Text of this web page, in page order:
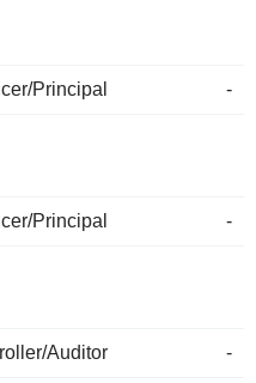
Principal -
Principal -
Auditor -